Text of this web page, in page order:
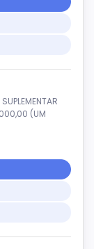
(UM